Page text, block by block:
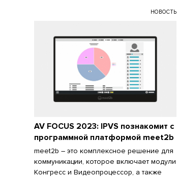
НОВОСТЬ
AV FOCUS 2023: IPVS познакомит с
программной платформой meet2b
meet2b – это комплексное решение для
коммуникации, которое включает модули
Конгресс и Видеопроцессор, а также